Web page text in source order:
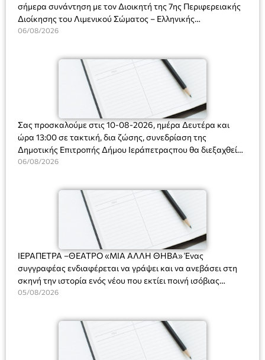
σήμερα συνάντηση με τον Διοικητή της 7ης Περιφερειακής
Διοίκησης του Λιμενικού Σώματος – Ελληνικής
Ακτοφυλακής (Λ.Σ.-ΕΛ.ΑΚΤ.), Αρχιπλοίαρχο Λ.Σ. κ. Ιωάννη
06/08/2026
Σας προσκαλούμε στις 10-08-2026, ημέρα Δευτέρα και
ώρα 13:00 σε τακτική, δια ζώσης, συνεδρίαση της
Δημοτικής Επιτροπής Δήμου Ιεράπετραςπου θα διεξαχθεί
στο Δημοτικό Κατάστημα, Δημοκρατίας 31 στην αίθουσα
και λήψη αποφάσεων στα παρακάτω θέματα:
06/08/2026
ΙΕΡΑΠΕΤΡΑ –ΘΕΑΤΡΟ «ΜΙΑ ΑΛΛΗ ΘΗΒΑ» Ένας
συγγραφέας ενδιαφέρεται να γράψει και να ανεβάσει στη
σκηνή την ιστορία ενός νέου που εκτίει ποινή ισόβιας
κάθειρξης για πατροκτονία. Ένα πολυβραβευμένο έργο για
ασθένεια, τον ερωτισμό. Ένα έργο αινιγματικό, συγκινητικό,
όσο και διασκεδαστικό. Ο διακεκριμένος σκηνοθέτης
Βαγγέλης Θεοδωρόπουλος ανέδειξε το πολυεπίπεδο αυτό
έργο, ενώ η παράσταση έχει καθιερωθεί ως σημαντικό
05/08/2026